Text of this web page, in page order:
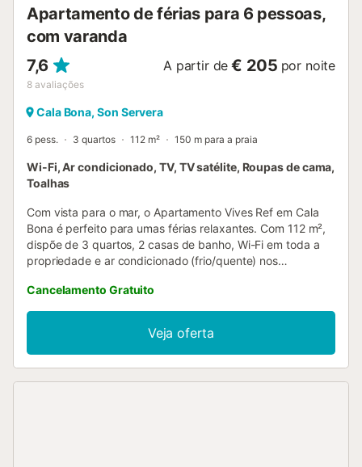
Apartamento de férias para 6 pessoas,
com varanda
7,6
8 avaliações
A partir de € 205 por noite
Cala Bona, Son Servera
6 pess. 3 quartos 112 m² 150 m para a praia
Wi-Fi, Ar condicionado, TV, TV satélite, Roupas de cama,
Toalhas
Com vista para o mar, o Apartamento Vives Ref em Cala
Bona é perfeito para umas férias relaxantes. Com 112 m²,
dispõe de 3 quartos, 2 casas de banho, Wi-Fi em toda a
propriedade e ar condicionado (frio/quente) nos
secadora e ar condicionado. O apartamento tem uma
varanda privada, ideal para relaxarem à noite.
Estacionamento gratuito disponível na rua. Animais de
estimação não são permitidos. A localização é ideal para
quem procura tranquilidade e vistas para o mar, com
Cancelamento Gratuito
Veja oferta